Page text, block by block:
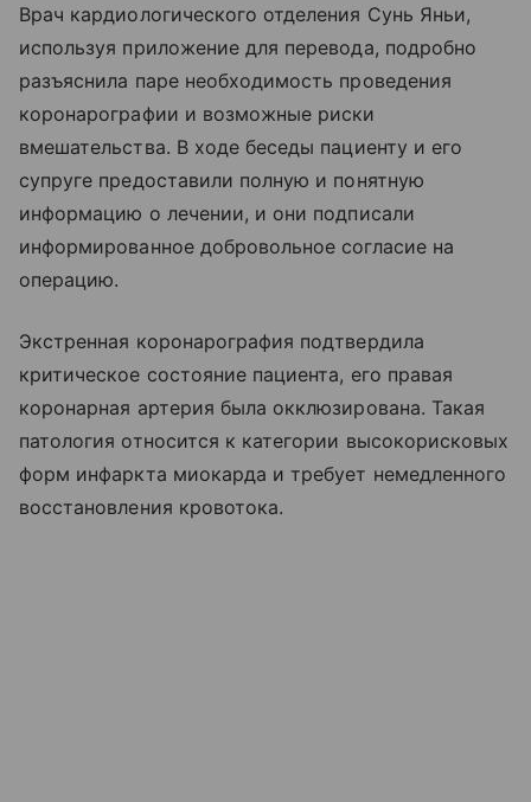
Врач кардиологического отделения Сунь Яньи,
используя приложение для перевода, подробно
разъяснила паре необходимость проведения
коронарографии и возможные риски
вмешательства. В ходе беседы пациенту и его
супруге предоставили полную и понятную
информацию о лечении, и они подписали
информированное добровольное согласие на
операцию.
Экстренная коронарография подтвердила
критическое состояние пациента, его правая
коронарная артерия была окклюзирована. Такая
патология относится к категории высокорисковых
форм инфаркта миокарда и требует немедленного
восстановления кровотока.